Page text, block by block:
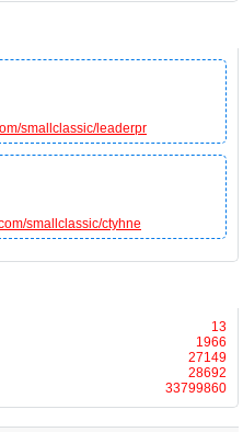
13
1966
27149
28692
33799860